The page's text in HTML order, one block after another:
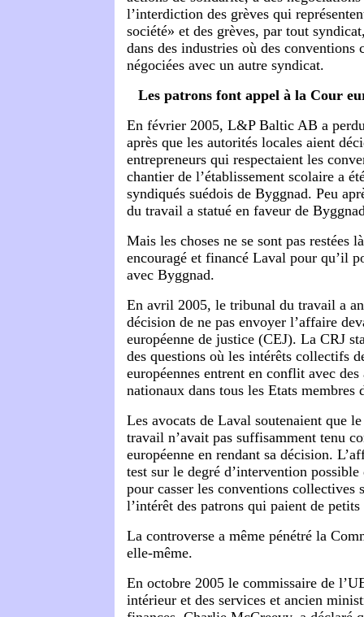
l’interdiction des grèves qui
société» et des grèves, par tout
dans des industries où des conventions
négociées avec un autre syndicat.
Les patrons font appel à la Cour
En février 2005, L&P Baltic AB a
après que les autorités locales aient
entrepreneurs qui respectaient les
chantier de l’établissement scolaire a
syndiqués suédois de Byggnad. Peu
du travail a statué en faveur de
Mais les choses ne se sont pas restées
encouragé et financé Laval pour qu’il
avec Byggnad.
En avril 2005, le tribunal du travail a
décision de ne pas envoyer l’affaire
européenne de justice (CEJ). La CRJ
des questions où les intérêts collectifs
européennes entrent en conflit avec des
nationaux dans tous les Etats membres
Les avocats de Laval soutenaient que
travail n’avait pas suffisamment tenu
européenne en rendant sa décision.
test sur le degré d’intervention
pour casser les conventions collectives
l’intérêt des patrons qui paient de petits
La controverse a même pénétré la
elle-même.
En octobre 2005 le commissaire de
intérieur et des services et ancien